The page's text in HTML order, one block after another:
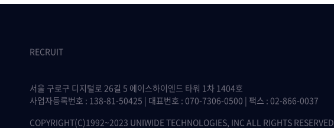
RECRUIT
서울 구로구 디지털로 26길 5 에이스하이엔드 타워 1차 1404호
사업자등록번호 : 138-81-50425 | 대표번호 : 070-7306-0500 | 팩스 : 02-866-0037
COPYRIGHT(C)1992~2023 UNIWIDE TECHNOLOGIES, INC ALL RIGHTS RESERVED